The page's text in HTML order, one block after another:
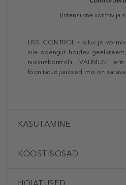
(Intensiivne vormiv ja
LISS CONTROL – siluv ja
sile soengut hoidev
niiskuskontrolli. VÄLIMUS:
föönitatud juuksed, mis on
KASUTAMINE
KOOSTISOSAD